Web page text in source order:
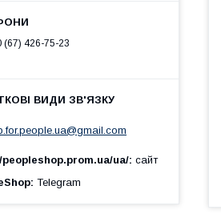
(67) 426-75-23
ua/ сайт
Telegram